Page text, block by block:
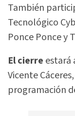
También
Tecnológico
Ponce Ponce y
El cierre estará
Vicente
programación